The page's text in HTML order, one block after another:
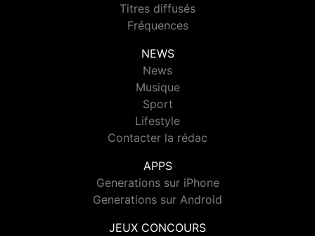
Titres diffusés
Fréquences
NEWS
News
Musique
Sport
Lifestyle
Contacter la rédac
APPS
Generations sur iPhone
Generations sur Android
JEUX CONCOURS